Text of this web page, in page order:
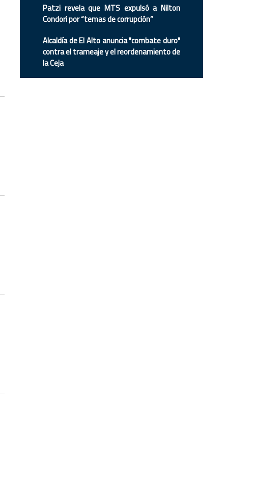
Patzi revela que MTS expulsó a Nilton
Condori por “temas de corrupción”
Alcaldía de El Alto anuncia "combate duro"
contra el trameaje y el reordenamiento de
la Ceja